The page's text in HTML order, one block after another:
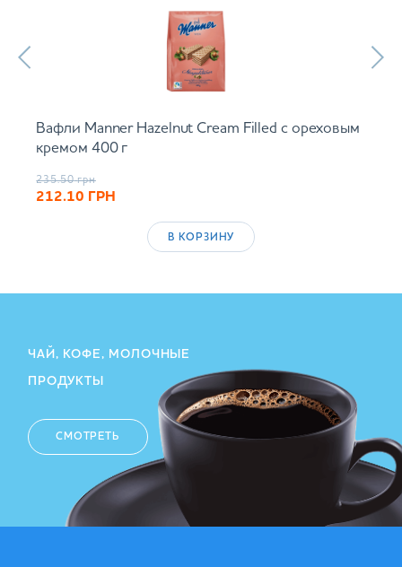
Вафли Manner Hazelnut Cream Filled с ореховым
кремом 400 г
235.50 грн
212.10 ГРН
В КОРЗИНУ
ЧАЙ, КОФЕ, МОЛОЧНЫЕ
ПРОДУКТЫ
СМОТРЕТЬ